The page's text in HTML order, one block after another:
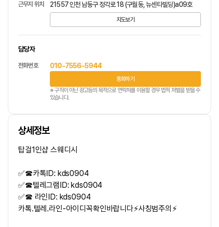
근무지 위치 21557 인천 남동구 정각로 18 (구월동, 뉴센타빌딩)a09호
지도보기
담당자
전화번호 010-7556-5944
통화하기
※ 구직이 아닌 광고등의 목적으로 연락처를 이용할 경우 법적 처벌을 받을 수
있습니다.
상세정보
탑걸1인샵 스웨디시
✅☎카톡ID: kds0904
✅☎텔레그램ID: kds0904
✅☎ 라인ID: kds0904
카톡.텔레.라인-아이디꼭확인바랍니다⚡사칭범주의⚡